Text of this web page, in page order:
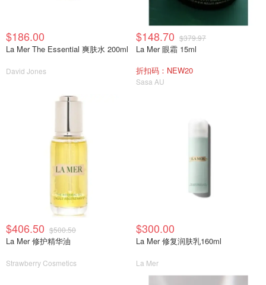
$186.00
La Mer The Essential 爽肤水 200ml
David Jones
$148.70 $379.97
La Mer 眼霜 15ml
折扣码：NEW20
Sasa AU
$406.50 $500.50
La Mer 修护精华油
Strawberry Cosmetics
$300.00
La Mer 修复润肤乳160ml
La Mer